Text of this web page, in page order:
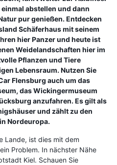
abstellen und dann
pur genießen. Entdecken
Schäferhaus mit seinem
hier Panzer und heute ist
Weidelandschaften hier im
Pflanzen und Tiere
Lebensraum. Nutzen Sie
Flensburg auch um das
das Wickingermuseum
anzufahren. Es gilt als
und zählt zu den
Nordeuropa.
Lande, ist dies mit dem
Problem. In nächster Nähe
Kiel. Schauen Sie